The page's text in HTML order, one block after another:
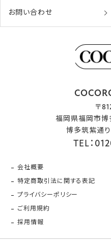
お問い合わせ
〒
福岡県福岡市
博多筑紫通り
TEL：
会社概要
特定商取引法に関する表記
プライバシーポリシー
ご利用規約
採用情報